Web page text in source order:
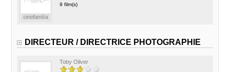
9 film(s)
DIRECTEUR / DIRECTRICE PHOTOGRAPHIE
Toby Oliver